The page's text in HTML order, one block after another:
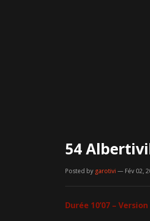
54
Posted by garotivi — Fév 02,
Durée 10’07 –